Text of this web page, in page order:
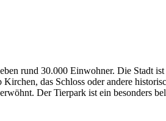
rund 30.000 Einwohner. Die Stadt
das Schloss oder andere
Der Tierpark ist ein besonders